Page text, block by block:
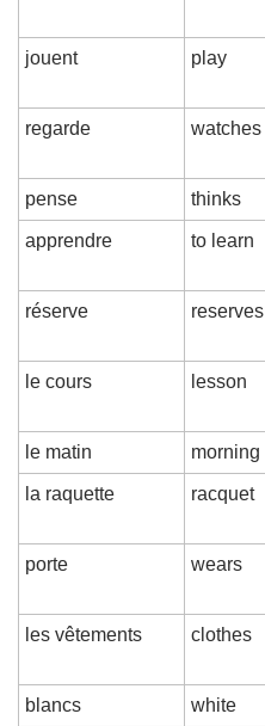
jouent play
regarde watches
pense thinks
apprendre to learn
réserve reserves
le cours lesson
le matin morning
la raquette racquet
porte wears
les vêtements clothes
blancs white